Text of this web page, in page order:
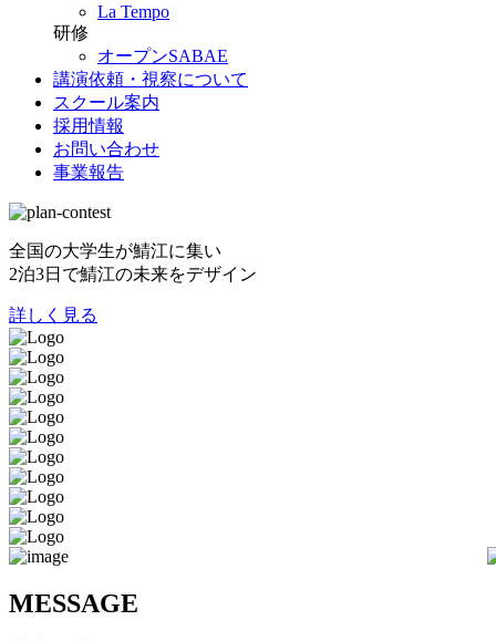
La Tempo
研修
オープンSABAE
講演依頼・視察について
スクール案内
採用情報
お問い合わせ
事業報告
全国の大学生が鯖江に集い
2泊3日で鯖江の未来をデザイン
詳しく見る
MESSAGE